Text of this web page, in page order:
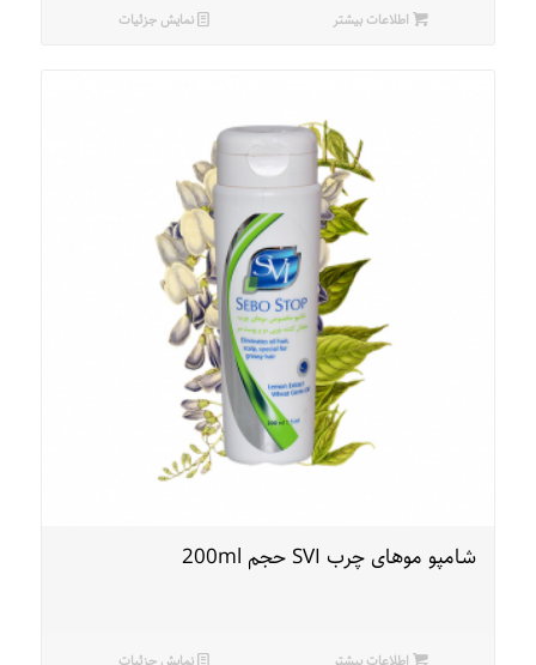
اطلاعات بیشتر نمایش جزئیات
شامپو موهای چرب SVI حجم 200ml